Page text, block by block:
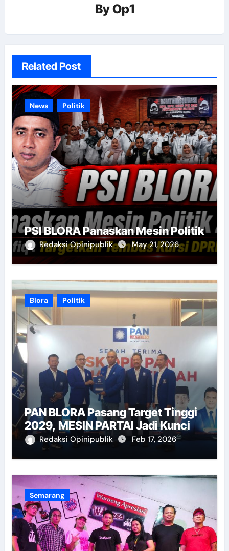
ByOp1
Related Post
News Politik
PSI BLORA Panaskan Mesin Politik
Redaksi Opinipublik May 21, 2026
Blora Politik
PAN BLORA Pasang Target Tinggi
2029, MESIN PARTAI Jadi Kunci
Redaksi Opinipublik Feb 17, 2026
Semarang